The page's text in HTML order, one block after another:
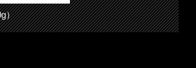
）